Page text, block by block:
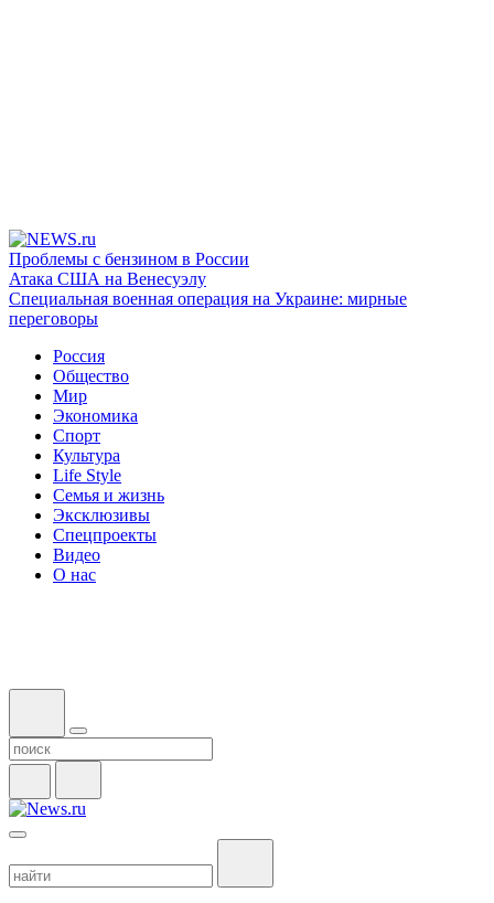
Проблемы с бензином в России
Атака США на Венесуэлу
Специальная военная операция на Украине: мирные
переговоры
Россия
Общество
Мир
Экономика
Спорт
Культура
Life Style
Семья и жизнь
Эксклюзивы
Спецпроекты
Видео
О нас